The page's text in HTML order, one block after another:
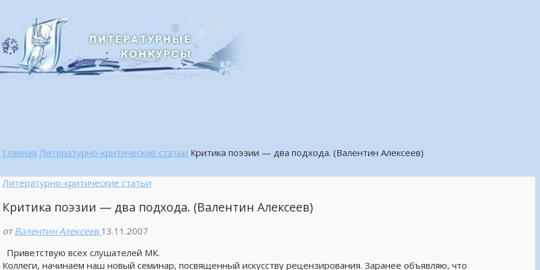
Главная Литературно-критические статьи Критика поэзии — два подхода. (Валентин Алексеев)
Литературно-критические статьи
Критика поэзии — два подхода. (Валентин Алексеев)
от Валентин Алексеев 13.11.2007
Приветствую всех слушателей МК.
Коллеги, начинаем наш новый семинар, посвященный искусству рецензирования. Заранее объявляю, что